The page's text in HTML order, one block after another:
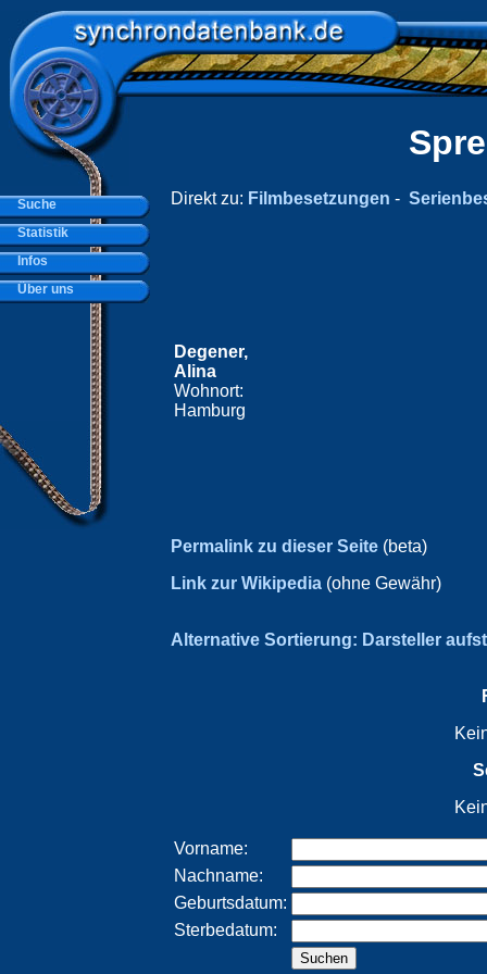
Direkt zu: Filmbesetzungen -
Degener,
Alina
Wohnort:
Hamburg
Permalink zu dieser Seite (beta)
Link zur Wikipedia (ohne Gewähr)
Alternative Sortierung: Darsteller
Vorname:
Nachname:
Geburtsdatum:
Sterbedatum:
Suche
Statistik
Infos
Über uns